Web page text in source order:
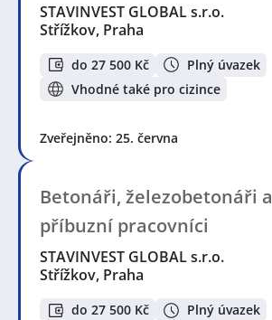
STAVINVEST GLOBAL s.r.o.
Střížkov, Praha
do 27 500 Kč
Plný úvazek
Vhodné také pro cizince
Zveřejněno: 25. června
Betonáři, železobetonáři a
příbuzní pracovníci
STAVINVEST GLOBAL s.r.o.
Střížkov, Praha
do 27 500 Kč
Plný úvazek